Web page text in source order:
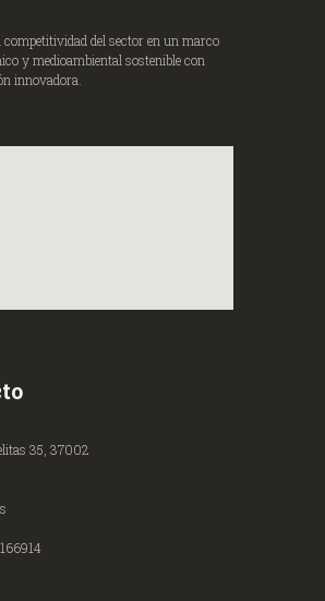
competitividad del sector en un marco
y medioambiental sostenible con
innovadora.
35, 37002